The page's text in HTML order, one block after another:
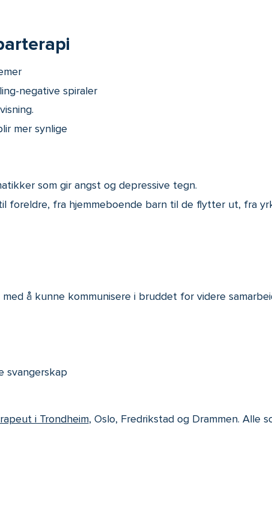
negative spiraler
mer synlige
som gir angst og depressive tegn.
foreldre, fra hjemmeboende barn til de flytter ut, fra
å kunne kommunisere i bruddet for videre
svangerskap
i Trondheim, Oslo, Fredrikstad og Drammen. Alle